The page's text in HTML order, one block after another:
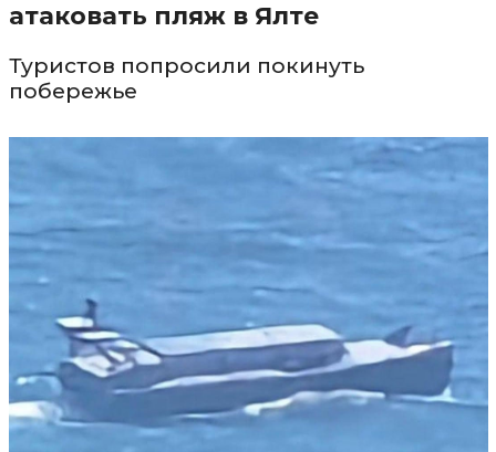
атаковать пляж в Ялте
Туристов попросили покинуть
побережье